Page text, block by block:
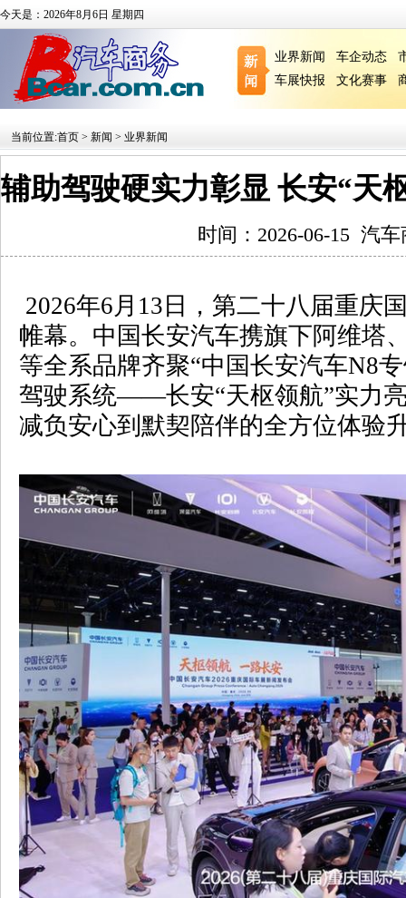
今天是：2026年8月6日 星期四
业界新闻 车企动态
车展快报
文化赛事
当前位置:首页 > 新闻 > 业界新闻
辅助驾驶硬实力彰显 长安“天
时间：2026-06-15 汽车
2026年6月 13 日，第二十八届重庆
帷幕。中国长安汽车携旗下阿维塔
等全系品牌齐聚“中国长安汽车N8
驾驶系统——长安“天枢领航”实力
减负安心到默契陪伴的全方位体验